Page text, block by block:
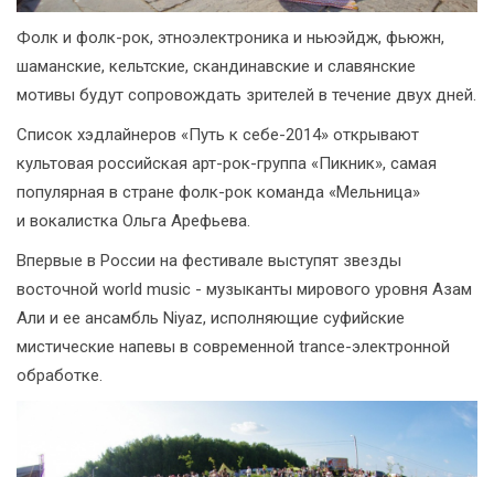
Фолк и фолк-рок, этноэлектроника и ньюэйдж, фьюжн,
шаманские, кельтские, скандинавские и славянские
мотивы будут сопровождать зрителей в течение двух дней.
Список хэдлайнеров «Путь к себе-2014» открывают
культовая российская арт-рок-группа «Пикник», самая
популярная в стране фолк-рок команда «Мельница»
и вокалистка Ольга Арефьева.
Впервые в России на фестивале выступят звезды
восточной world music - музыканты мирового уровня Азам
Али и ее ансамбль Niyaz, исполняющие суфийские
мистические напевы в современной trance-электронной
обработке.